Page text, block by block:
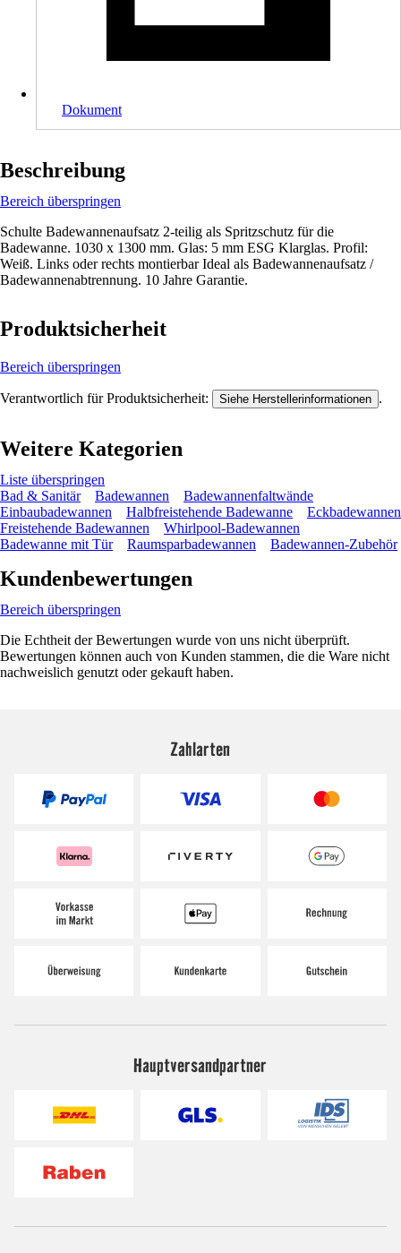
Dokument
Beschreibung
Bereich überspringen
Schulte Badewannenaufsatz 2-teilig als Spritzschutz für die
Badewanne. 1030 x 1300 mm. Glas: 5 mm ESG Klarglas. Profil:
Weiß. Links oder rechts montierbar Ideal als Badewannenaufsatz /
Badewannenabtrennung. 10 Jahre Garantie.
Produktsicherheit
Bereich überspringen
Verantwortlich für Produktsicherheit: Siehe Herstellerinformationen .
Weitere Kategorien
Liste überspringen
Bad & Sanitär
Badewannen
Badewannenfaltwände
Einbaubadewannen
Halbfreistehende Badewanne
Eckbadewannen
Freistehende Badewannen
Whirlpool-Badewannen
Badewanne mit Tür
Raumsparbadewannen Badewannen-Zubehör
Kundenbewertungen
Bereich überspringen
Die Echtheit der Bewertungen wurde von uns nicht überprüft.
Bewertungen können auch von Kunden stammen, die die Ware nicht
nachweislich genutzt oder gekauft haben.
Zahlarten
Hauptversandpartner